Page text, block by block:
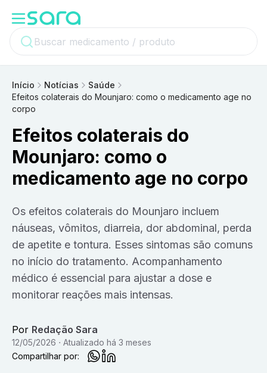
Início Notícias
Saúde
Efeitos colaterais do Mounjaro: como o medicamento age no
corpo
Efeitos colaterais do
Mounjaro: como o
medicamento age no corpo
Os efeitos colaterais do Mounjaro incluem
náuseas, vômitos, diarreia, dor abdominal, perda
de apetite e tontura. Esses sintomas são comuns
no início do tratamento. Acompanhamento
médico é essencial para ajustar a dose e
monitorar reações mais intensas.
Por Redação Sara
12/05/2026 Atualizado há 3 meses
Compartilhar por: